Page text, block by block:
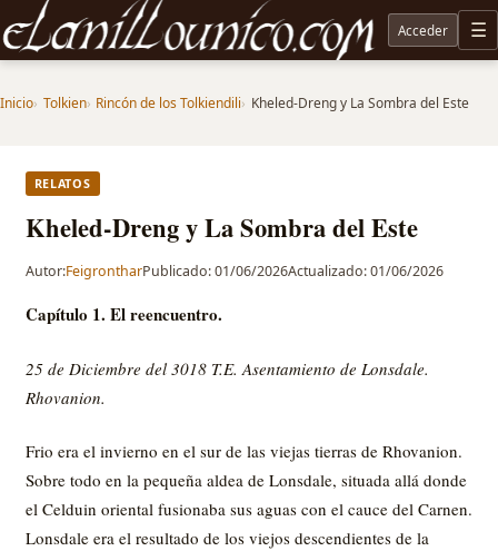
Noticias sobre Tolkien: El Señor de los Anillos, Los Anillos de Poder, La Caza de Gollum, la
Acceder
Inicio Tolkien Rincón de los Tolkiendili Kheled-Dreng y La Sombra del Este
RELATOS
Kheled-Dreng y La Sombra del Este
Autor:FeigrontharPublicado: 01/06/2026Actualizado: 01/06/2026
Capítulo 1. El reencuentro.
25 de Diciembre del 3018 T.E. Asentamiento de Lonsdale.
Rhovanion.
Frio era el invierno en el sur de las viejas tierras de Rhovanion.
Sobre todo en la pequeña aldea de Lonsdale, situada allá donde
el Celduin oriental fusionaba sus aguas con el cauce del Carnen.
Lonsdale era el resultado de los viejos descendientes de la